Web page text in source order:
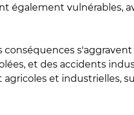
également vulnérables,
et des accidents
et industrielles,